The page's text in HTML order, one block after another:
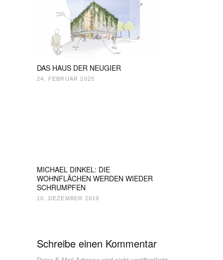
DAS HAUS DER NEUGIER
24. FEBRUAR 2025
MICHAEL DINKEL: DIE
WOHNFLÄCHEN WERDEN WIEDER
SCHRUMPFEN
10. DEZEMBER 2019
Schreibe einen Kommentar